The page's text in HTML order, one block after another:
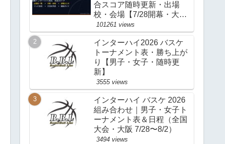
合スコア随時更新・出場
校・会場【7/28開幕・大
阪】
101261 views
インターハイ2026 バスケ
トーナメント表・勝ち上が
り【男子・女子・随時更
新】
3555 views
インターハイ バスケ 2026
組み合わせ｜男子・女子ト
ーナメント表＆日程（全国
大会・大阪 7/28〜8/2）
3494 views